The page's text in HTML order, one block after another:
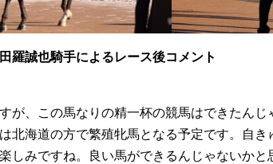
羅誠也騎手によるレース後コメント
が、この馬なりの精一杯の競馬はできたん
北海道の方で繁殖牝馬となる予定です。自
しみですね。良い馬ができるんじゃないか